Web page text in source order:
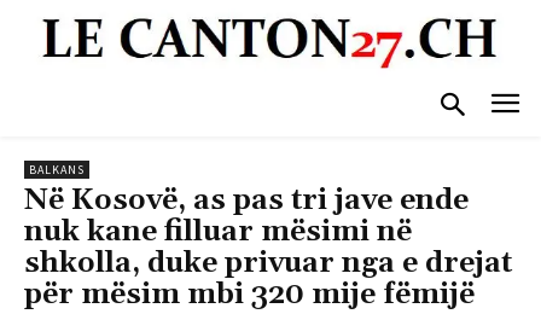
BALKANS
Në Kosovë, as pas tri jave ende
nuk kane filluar mësimi në
shkolla, duke privuar nga e drejat
për mësim mbi 320 mije fëmijë